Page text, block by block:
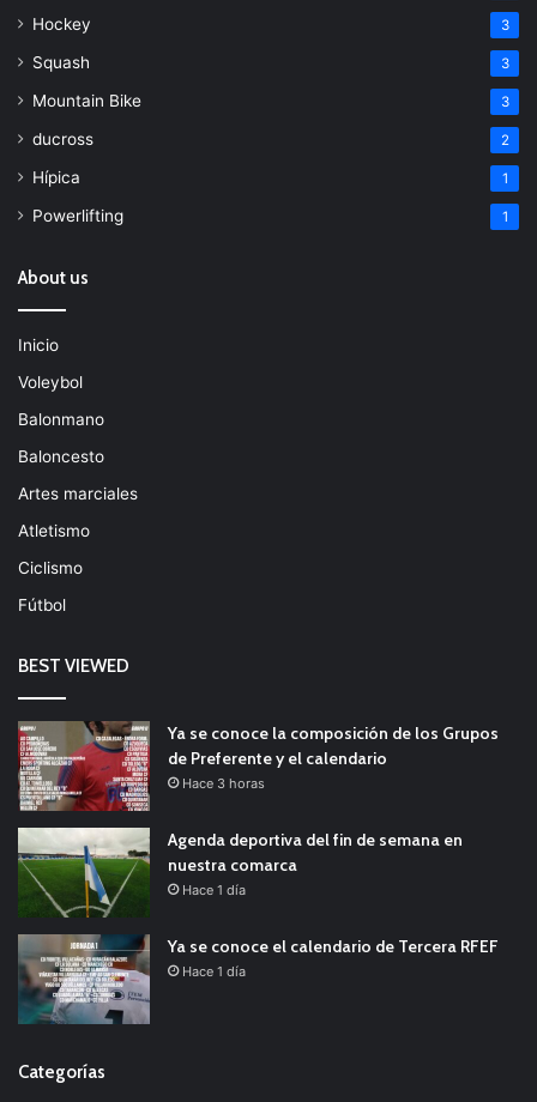
Hockey 3
Squash 3
Mountain Bike 3
ducross 2
Hípica 1
Powerlifting 1
About us
Inicio
Voleybol
Balonmano
Baloncesto
Artes marciales
Atletismo
Ciclismo
Fútbol
BEST VIEWED
Ya se conoce la composición de los Grupos
de Preferente y el calendario
Hace 3 horas
Agenda deportiva del fin de semana en
nuestra comarca
Hace 1 día
Ya se conoce el calendario de Tercera RFEF
Hace 1 día
Categorías